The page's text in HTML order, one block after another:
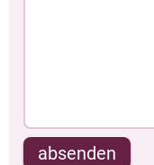
absenden